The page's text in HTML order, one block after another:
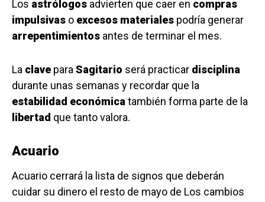
Los astrólogos advierten que caer en compras
impulsivas o excesos materiales podría generar
arrepentimientos antes de terminar el mes.
La clave paraSagitario será practicar disciplina
durante unas semanas y recordar que la
estabilidad económicatambién forma parte de la
libertad que tanto valora.
Acuario
Acuario cerrará la lista de signos que deberán
cuidar su dinero el resto de mayo de Los cambios